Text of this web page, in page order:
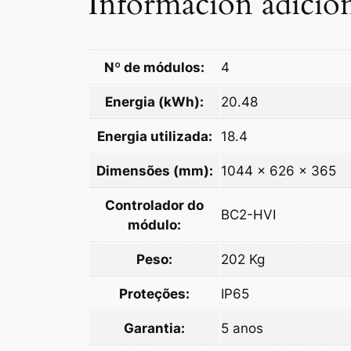
Nº de módulos: 4
Energia (kWh): 20.48
Energia utilizada: 18.4
Dimensões (mm): 1044 x 626 x 365
Controlador do
módulo:
BC2-HVI
Peso: 202 Kg
Proteções: IP65
Garantia: 5 anos